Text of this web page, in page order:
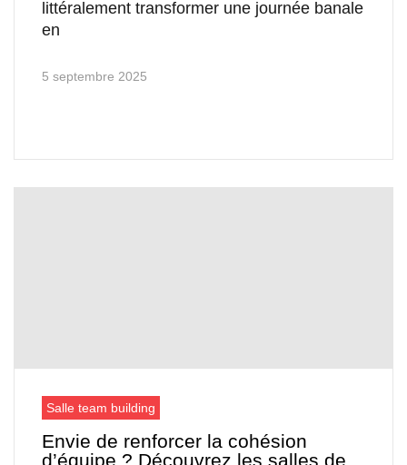
littéralement transformer une journée banale
en
5 septembre 2025
Salle team building
Envie de renforcer la cohésion
d’équipe ? Découvrez les salles de